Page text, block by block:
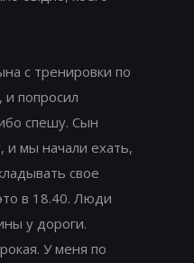
с тренировки по
и попросил
спешу. Сын
мы начали ехать,
свое
в 18.40. Люди
у дороги.
У меня по